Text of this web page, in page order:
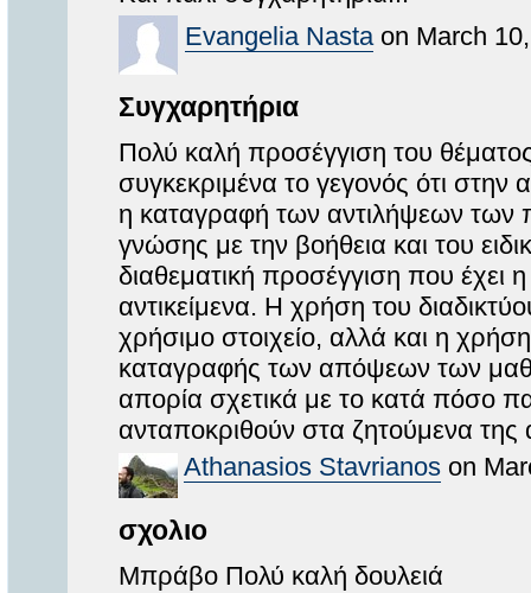
Evangelia Nasta on March
Συγχαρητήρια
Πολύ καλή προσέγγιση του
συγκεκριμένα το γεγονός ότι
η καταγραφή των αντιλήψεων των
γνώσης με την βοήθεια και του
διαθεματική προσέγγιση που έχει
αντικείμενα. Η χρήση του
χρήσιμο στοιχείο, αλλά και η
καταγραφής των απόψεων των
απορία σχετικά με το κατά πόσο
ανταποκριθούν στα ζητούμενα της
Athanasios Stavrianos on
σχολιο
Μπράβο Πολύ καλή δουλειά